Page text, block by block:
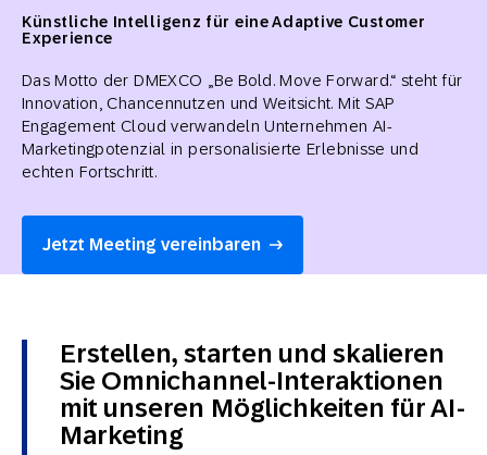
Künstliche Intelligenz für eine Adaptive Customer
Experience
Das Motto der DMEXCO „Be Bold. Move Forward.“ steht für
Innovation, Chancen­nutzen und Weitsicht. Mit SAP
Engagement Cloud verwandeln Unternehmen AI-
Marketing­potenzial in personalisierte Erlebnisse und
echten Fortschritt.
Jetzt Meeting vereinbaren
Erstellen, starten und skalieren
Sie Omnichannel-Interaktionen
mit unseren Möglichkeiten für AI-
Marketing